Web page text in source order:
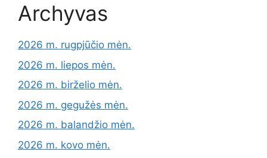
Archyvas
2026 m. rugpjūčio mėn.
2026 m. liepos mėn.
2026 m. birželio mėn.
2026 m. gegužės mėn.
2026 m. balandžio mėn.
2026 m. kovo mėn.